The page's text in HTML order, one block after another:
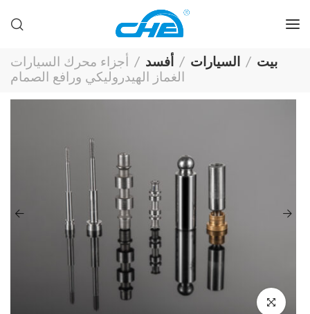
بيت السيارات أفسد أجزاء محرك السيارات
الغماز الهيدروليكي ورافع الصمام